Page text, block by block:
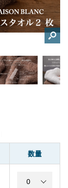
数量